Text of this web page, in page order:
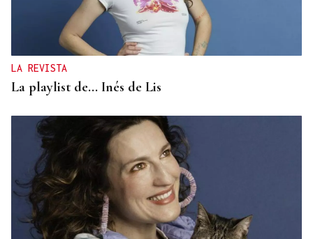
LA REVISTA
La playlist de... Inés de Lis